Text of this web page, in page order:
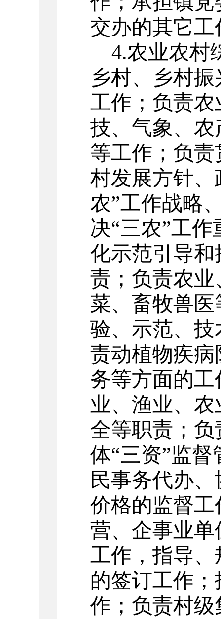
交办的其它工
4.农业农村
乡村、乡村
工作 ； 负责农
技、气象、
等工作 ； 负责
村发展方针、
农”工作战略
决“三农”工
化示范引导
责；负责农
菜、畜牧兽
验、示范、
责动植物疾
务等方面的
业、渔业、
全等职责；
体“三资”监
民事务代办
价格的监督工
营、企事业
工作，指导
的签订工作
作； 负责村级